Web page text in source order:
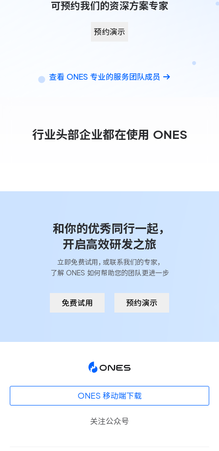
可预约我们的资深方案专家
预约演示
查看 ONES 专业的服务团队成员
行业头部企业都在使用 ONES
和你的优秀同行一起，
开启高效研发之旅
立即免费试用 ，或联系我们的专家，
了解 ONES 如何帮助您的团队更进一步
免费试用 预约演示
ONES 移动端下载
关注公众号